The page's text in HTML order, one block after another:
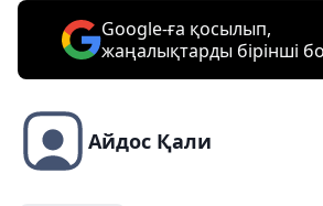
Google-ға қосылып,
жаңалықтарды бірінші
Айдос Қали